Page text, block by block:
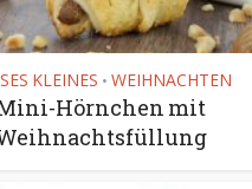
KLEINES • WEIHNACHTEN
Hörnchen mit